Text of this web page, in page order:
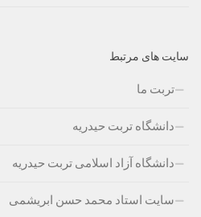
سایت های مرتبط
تربت ما
دانشگاه تربت حیدریه
دانشگاه آزاد اسلامی تربت حیدریه
سایت استاد محمد حسن ابریشمی